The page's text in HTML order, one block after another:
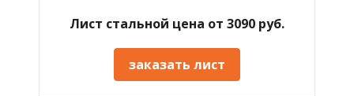
Лист стальной цена от 3090 руб.
заказать лист